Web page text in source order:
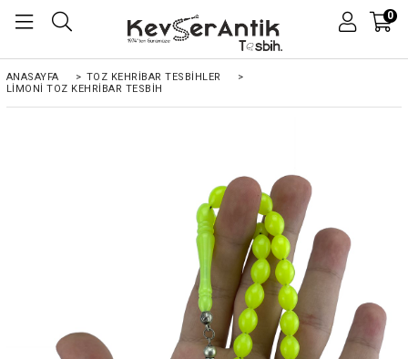
0
ANASAYFA > TOZ KEHRIBAR TESBIHLER
>
LIMONI TOZ KEHRIBAR TESBIH